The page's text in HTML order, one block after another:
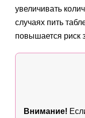
увеличивать
случаях пить
повышается риск
Внимание!